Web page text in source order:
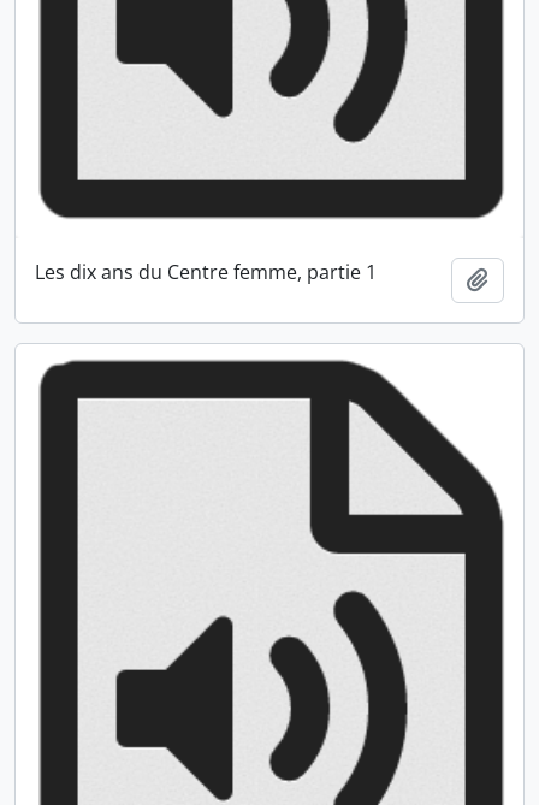
Les dix ans du Centre femme, partie 1